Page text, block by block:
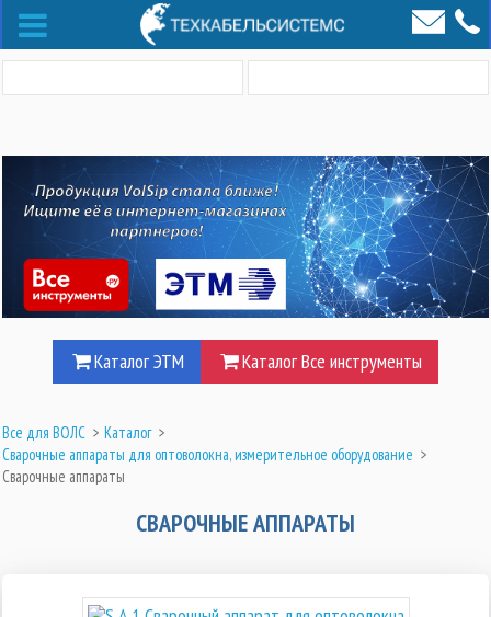
Каталог ЭТМ Каталог Все инструменты
Все для ВОЛС > Каталог >
Сварочные аппараты для оптоволокна, измерительное оборудование >
Сварочные аппараты
СВАРОЧНЫЕ АППАРАТЫ